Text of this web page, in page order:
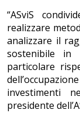
“ASviS
realizzare
analizzare il
sostenibile in
particolare
investimenti
presidente